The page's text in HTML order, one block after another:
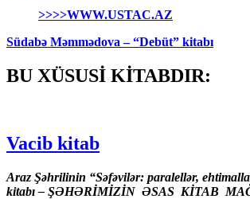
>>>>WWW.USTAC.AZ
Südabə Məmmədova – “Debüt” kitabı
BU XÜSUSİ KİTABDIR:
Vacib kitab
Araz Şəhrilinin “Səfəvilər: paralellər,
kitabı – ŞƏHƏRİMİZİN ƏSAS KİTAB